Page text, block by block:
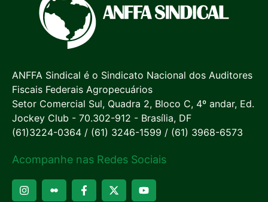
ANFFA Sindical é o Sindicato Nacional dos Auditores
Fiscais Federais Agropecuários
Setor Comercial Sul, Quadra 2, Bloco C, 4º andar, Ed.
Jockey Club - 70.302-912 - Brasília, DF
(61)3224-0364 / (61) 3246-1599 / (61) 3968-6573
Acompanhe nas Redes Sociais